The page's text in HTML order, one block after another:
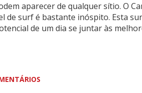
aparecer de qualquer sítio. O
de surf é bastante inóspito. Esta
de um dia se juntar às